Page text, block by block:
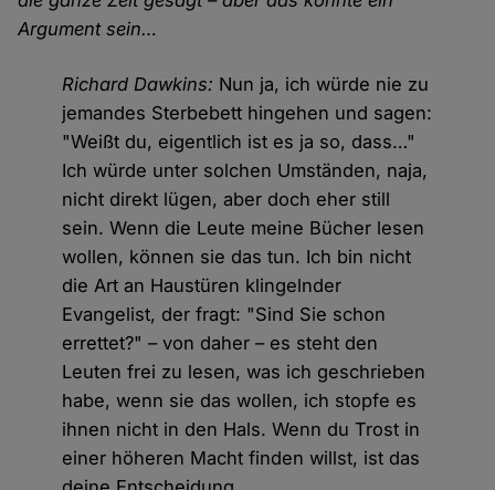
Argument sein…
Richard Dawkins: Nun ja, ich würde nie zu
jemandes Sterbebett hingehen und sagen:
"Weißt du, eigentlich ist es ja so, dass…"
Ich würde unter solchen Umständen, naja,
nicht direkt lügen, aber doch eher still
sein. Wenn die Leute meine Bücher lesen
wollen, können sie das tun. Ich bin nicht
die Art an Haustüren klingelnder
Evangelist, der fragt: "Sind Sie schon
errettet?" – von daher – es steht den
Leuten frei zu lesen, was ich geschrieben
habe, wenn sie das wollen, ich stopfe es
ihnen nicht in den Hals. Wenn du Trost in
einer höheren Macht finden willst, ist das